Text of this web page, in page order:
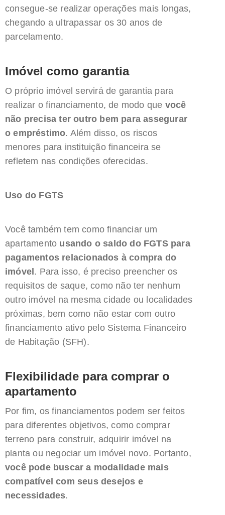
consegue-se realizar operações mais longas,
chegando a ultrapassar os 30 anos de
parcelamento.
Imóvel como garantia
O próprio imóvel servirá de garantia para
realizar o financiamento, de modo que você
não precisa ter outro bem para assegurar
o empréstimo. Além disso, os riscos
menores para instituição financeira se
refletem nas condições oferecidas.
Uso do FGTS
Você também tem como financiar um
apartamento usando o saldo do FGTS para
pagamentos relacionados à compra do
imóvel . Para isso, é preciso preencher os
requisitos de saque, como não ter nenhum
outro imóvel na mesma cidade ou localidades
próximas, bem como não estar com outro
financiamento ativo pelo Sistema Financeiro
de Habitação (SFH).
Flexibilidade para comprar o
apartamento
Por fim, os financiamentos podem ser feitos
para diferentes objetivos, como comprar
terreno para construir, adquirir imóvel na
planta ou negociar um imóvel novo. Portanto,
você pode buscar a modalidade mais
compatível com seus desejos e
necessidades.